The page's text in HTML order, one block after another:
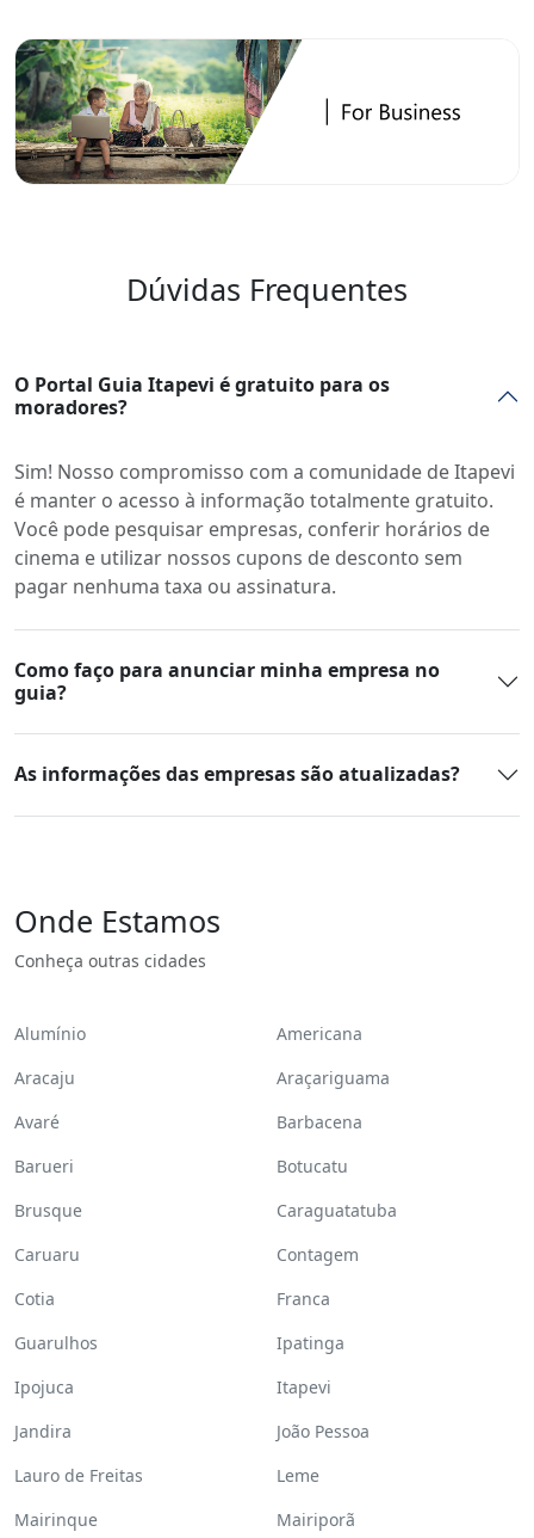
Dúvidas Frequentes
O Portal Guia Itapevi é gratuito para os
moradores?
Sim! Nosso compromisso com a comunidade de Itapevi
é manter o acesso à informação totalmente gratuito.
Você pode pesquisar empresas, conferir horários de
cinema e utilizar nossos cupons de desconto sem
pagar nenhuma taxa ou assinatura.
Como faço para anunciar minha empresa no
guia?
As informações das empresas são atualizadas?
Onde Estamos
Conheça outras cidades
Alumínio
Americana
Aracaju
Araçariguama
Avaré
Barbacena
Barueri
Botucatu
Brusque
Caraguatatuba
Caruaru
Contagem
Cotia
Franca
Guarulhos
Ipatinga
Ipojuca
Itapevi
Jandira
João Pessoa
Lauro de Freitas
Leme
Mairinque
Mairiporã